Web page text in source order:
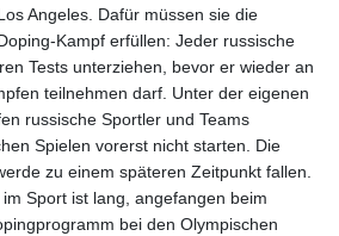
Angeles. Dafür müssen sie die
Kampf erfüllen: Jeder russische
Tests unterziehen, bevor er wieder an
teilnehmen darf. Unter der eigenen
russische Sportler und Teams
Spielen vorerst nicht starten. Die
zu einem späteren Zeitpunkt fallen.
Sport ist lang, angefangen beim
bei den Olympischen